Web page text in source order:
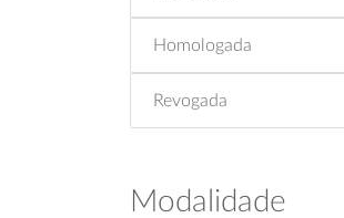
Homologada
Revogada
Modalidade